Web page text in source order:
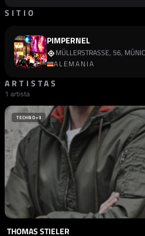
SITIO
PIMPERNEL
MÜLLERSTRASSE, 56,
ALEMANIA
ARTISTAS
1 artista
TECHNO+3
THOMAS STIELER